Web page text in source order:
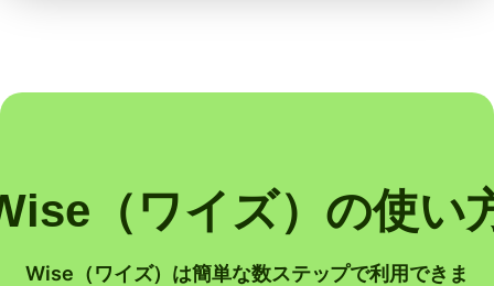
（ワイズ）の使い
Wise（ワイズ）は簡単な数ステップで利用できま